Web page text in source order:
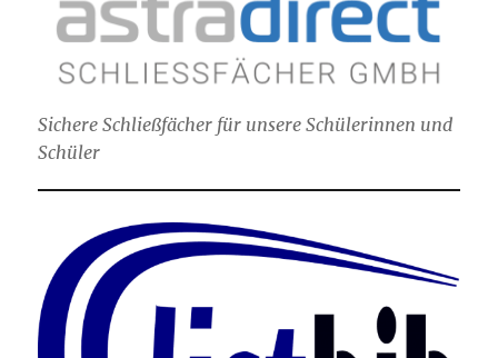
Sichere Schließfächer für unsere Schülerinnen und
Schüler